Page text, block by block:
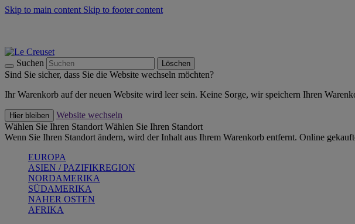
Skip to main content Skip to footer content
Suchen Löschen
Sind Sie sicher, dass Sie die Website wechseln möchten?
Ihr Warenkorb auf der neuen Website wird leer sein. Keine Sorge, wir speichern Ihren
Hier bleiben
Website wechseln
Wählen Sie Ihren Standort Wählen Sie Ihren Standort
Wenn Sie Ihren Standort ändern, wird der Inhalt aus Ihrem Warenkorb entfernt. Online
EUROPA
ASIEN / PAZIFIKREGION
NORDAMERIKA
SÜDAMERIKA
NAHER OSTEN
AFRIKA